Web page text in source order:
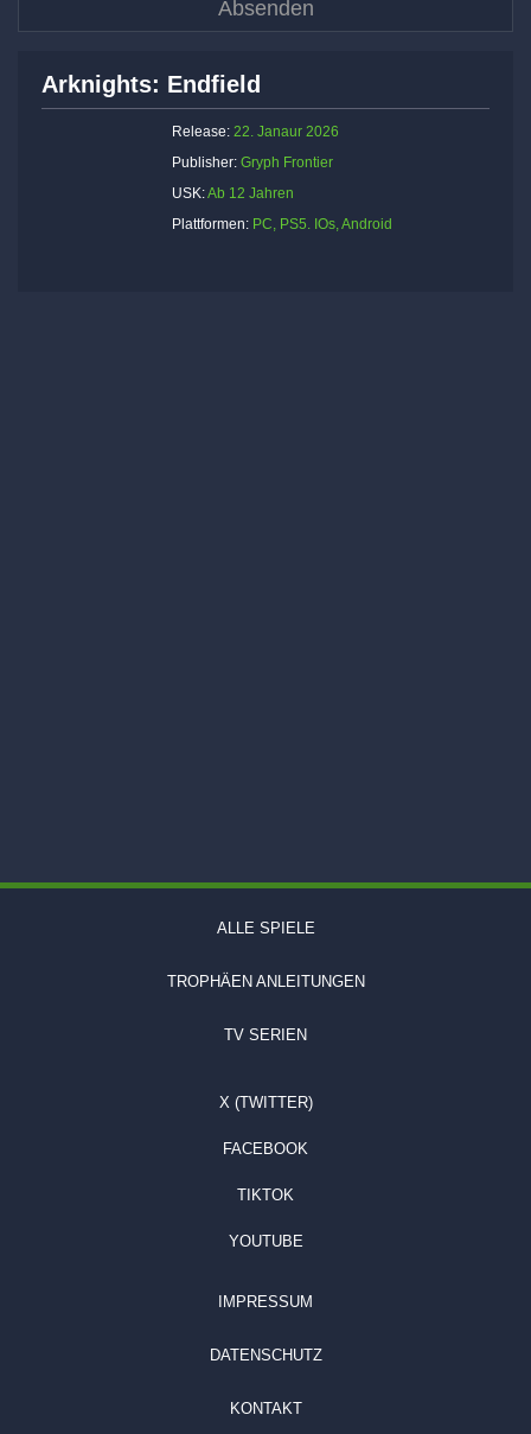
Arknights: Endfield
Release: 22. Janaur 2026
Publisher: Gryph Frontier
USK:Ab 12 Jahren
Plattformen: PC, PS5. IOs, Android
ALLE SPIELE
TROPHÄEN ANLEITUNGEN
TV SERIEN
X (TWITTER)
FACEBOOK
TIKTOK
YOUTUBE
IMPRESSUM
DATENSCHUTZ
KONTAKT